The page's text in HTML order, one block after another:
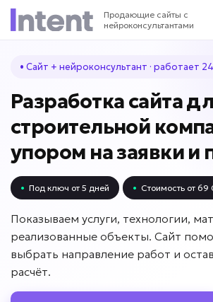
Продающие сайты с
нейроконсультантами
• Сайт + нейроконсультант · работает
Разработка сайта
строительной
упором на заявки
• Под ключ от 5 дней • Стоимость от
Показываем услуги, технологии,
реализованные объекты. Сайт
выбрать направление работ и
расчёт.